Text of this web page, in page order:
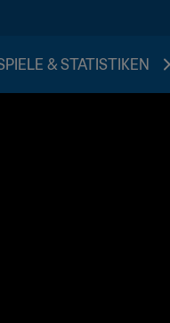
& STATISTIKEN